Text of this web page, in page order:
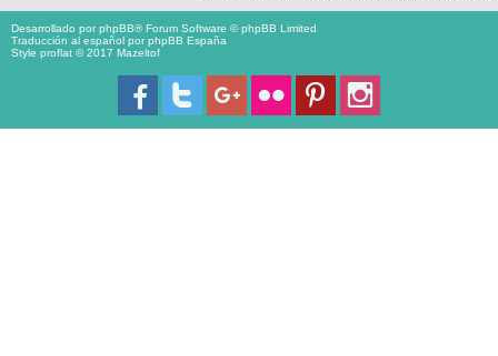
Desarrollado porphpBB® Forum Software © phpBB Limited
Traducción al español porphpBB España
Style proflat © 2017 Mazeltof